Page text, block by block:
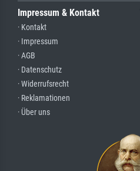
Impressum & Kontakt
· Kontakt
· Impressum
· AGB
· Datenschutz
· Widerrufsrecht
· Reklamationen
· Über uns